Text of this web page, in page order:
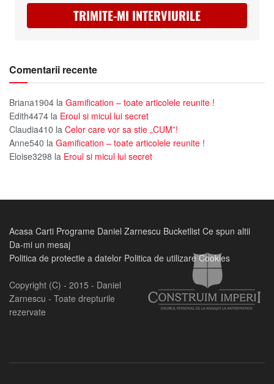
TRIMITE-MI INTERVIURILE
Comentarii recente
Briana1904 la Gamification – toate articolele reunite !
Edith4474 la Eroul si micul lui secret
Claudia410 la Celor care vor sa stie „CUM”!
Anne540 la Gamification – toate articolele reunite !
Eloise3298 la Eroul si micul lui secret
Acasa Carti Programe Daniel Zarnescu Bucketlist Ce spun altii
Da-mi un mesaj
Politica de protectie a datelor Politica de utilizare Cookies
Copyright (C) - 2015 - Daniel
Zarnescu - Toate drepturile
rezervate